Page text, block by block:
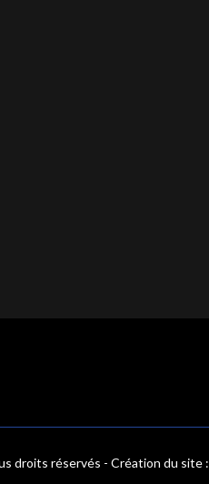
droits réservés - Création du site :